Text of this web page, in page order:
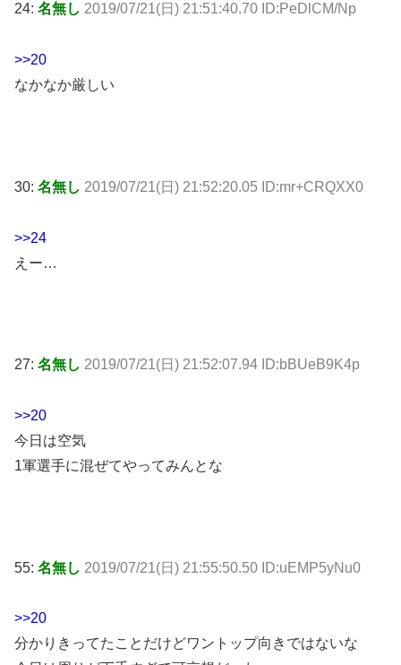
24: 名無し 2019/07/21(日) 21:51:40.70 ID:PeDlCM/Np
>>20
なかなか厳しい
30: 名無し 2019/07/21(日) 21:52:20.05 ID:mr+CRQXX0
>>24
えー…
27: 名無し 2019/07/21(日) 21:52:07.94 ID:bBUeB9K4p
>>20
今日は空気
1軍選手に混ぜてやってみんとな
55: 名無し 2019/07/21(日) 21:55:50.50 ID:uEMP5yNu0
>>20
分かりきってたことだけどワントップ向きではないな